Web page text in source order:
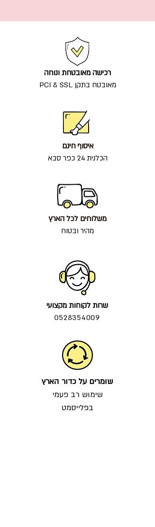
רכישה מאובטחת ונוחה
מאובטח בתקן PCI & SSL
איסוף חינם
הכלנית 24 כפר סבא
משלוחים לכל הארץ
מהיר ובטוח
שרות לקוחות מקצועי
0528354009
שומרים על כדור הארץ
שימוש רב פעמי
בפלייסמט